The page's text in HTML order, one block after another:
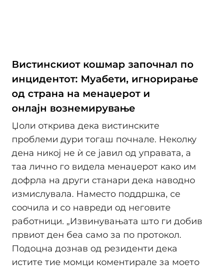
Вистинскиот кошмар започнал по
инцидентот: Муабети, игнорирање
од страна на менаџерот и
онлајн вознемирување
Џоли открива дека вистинските
проблеми дури тогаш почнале. Неколку
дена никој не ѝ се јавил од управата, а
таа лично го видела менаџерот како им
дофрла на други станари дека наводно
измислувала. Наместо поддршка, се
соочила и со навреди од неговите
работници. „Извинувањата што ги добив
првиот ден беа само за по протокол.
Подоцна дознав од резиденти дека
истите тие момци коментирале за моето